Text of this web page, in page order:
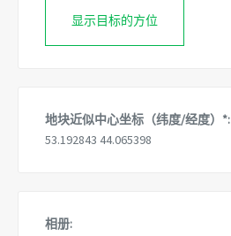
显示目标的方位
地块近似中心坐标（纬度/经度）*:
53.192843 44.065398
相册: